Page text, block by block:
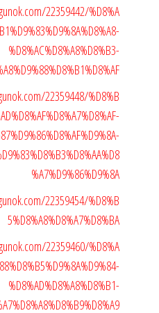
22359442/%D8%A
%D8%AC%D8%A8%D8%B3-
22359448/%D8%B
%A7%D9%86%D9%8A
22359454/%D8%B
5%D8%A8%D8%A7%D8%BA
22359460/%D8%A
%D8%AD%D8%A8%D8%B1-